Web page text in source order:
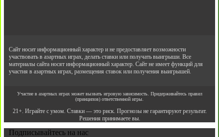
Сайт носит информационный характер и не предоставляет возможности
участвовать в азартных играх, делать ставки или получать выигрыши. Все
материалы сайта носят информационный характер. Сайт не имеет функций для
участия в азартных играх, размещения ставок или получения выигрышей.
Участие в азартных играх может вызвать игровую зависимость. Придерживайтесь правил
(принципов) ответственной игры.
21+. Играйте с умом. Ставки — это риск. Прогнозы не гарантируют результат.
Решения принимаете вы.
Подписывайтесь на нас